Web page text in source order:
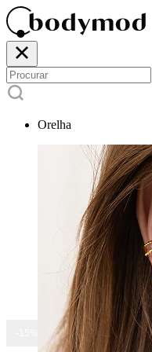
Orelha
-15% EM TODAS AS JOIAS